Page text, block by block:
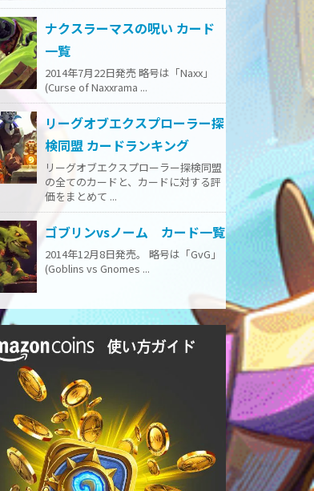
ナクスラーマスの呪い カード
一覧
2014年7月22日発売 略号は「Naxx」
(Curse of Naxxrama ...
リーグオブエクスプローラー探
検同盟 カードランキング
リーグオブエクスプローラー探検同盟
の全てのカードと、カードに対する評
価をまとめて ...
ゴブリンvsノーム カード一覧
2014年12月8日発売。 略号は「GvG」
(Goblins vs Gnomes ...